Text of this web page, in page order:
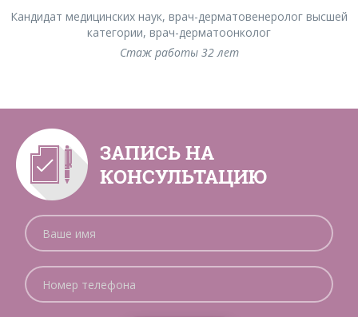
Кандидат медицинских наук, врач-дерматовенеролог высшей
категории, врач-дерматоонколог
Стаж работы 32 лет
ЗАПИСЬ НА
КОНСУЛЬТАЦИЮ